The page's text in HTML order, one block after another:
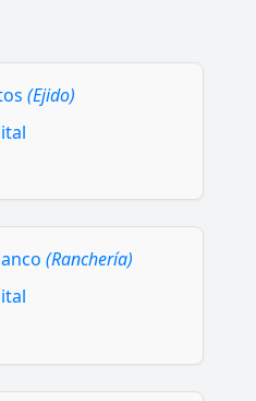
(Ejido)
(Ranchería)